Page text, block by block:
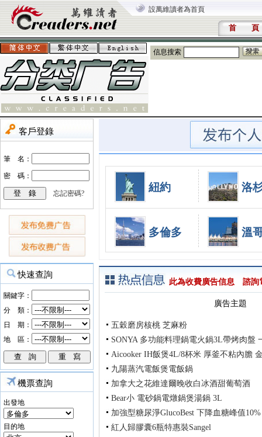
設萬維讀者為首頁
首 頁
信息搜索
機票查詢
出發地
目的地
紐約 洛
多倫多 溫
此為收費廣告信息 諮詢
廣告主題
五穀磨房核桃 芝麻粉
SONYA 多功能料理鍋電火鍋3L帶烤肉盤
Aicooker IH飯煲4L/8杯米 厚釜不粘內膽
九陽蒸汽電飯煲電飯鍋
加拿大之花維達爾晚收白冰酒甜葡萄酒
Bear小 電砂鍋電燉鍋煲湯鍋 3L
加強型糖尿淨GlucoBest 下降血糖峰值10%
紅人歸膠囊6瓶特惠裝Sangel